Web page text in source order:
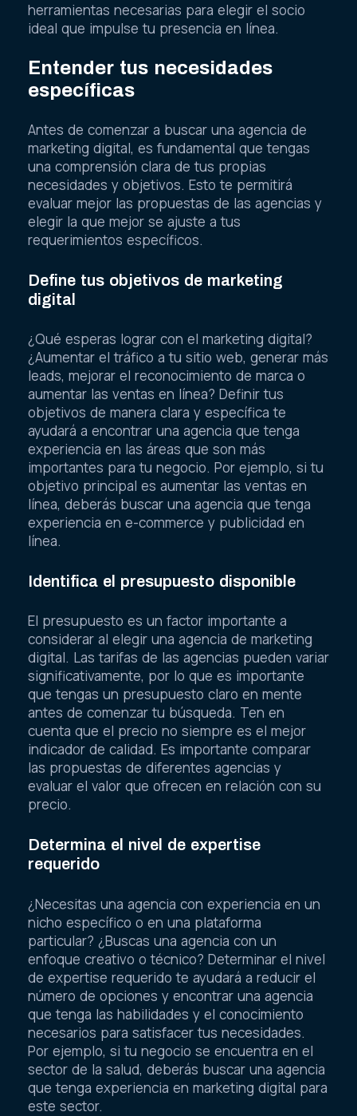
herramientas necesarias para elegir el socio
ideal que impulse tu presencia en línea.
Entender tus necesidades
específicas
Antes de comenzar a buscar una agencia de
marketing digital, es fundamental que tengas
una comprensión clara de tus propias
necesidades y objetivos. Esto te permitirá
evaluar mejor las propuestas de las agencias y
elegir la que mejor se ajuste a tus
requerimientos específicos.
Define tus objetivos de marketing
digital
¿Qué esperas lograr con el marketing digital?
¿Aumentar el tráfico a tu sitio web, generar más
leads, mejorar el reconocimiento de marca o
aumentar las ventas en línea? Definir tus
objetivos de manera clara y específica te
ayudará a encontrar una agencia que tenga
experiencia en las áreas que son más
importantes para tu negocio. Por ejemplo, si tu
objetivo principal es aumentar las ventas en
línea, deberás buscar una agencia que tenga
experiencia en e-commerce y publicidad en
línea.
Identifica el presupuesto disponible
El presupuesto es un factor importante a
considerar al elegir una agencia de marketing
digital. Las tarifas de las agencias pueden variar
significativamente, por lo que es importante
que tengas un presupuesto claro en mente
antes de comenzar tu búsqueda. Ten en
cuenta que el precio no siempre es el mejor
indicador de calidad. Es importante comparar
las propuestas de diferentes agencias y
evaluar el valor que ofrecen en relación con su
precio.
Determina el nivel de expertise
requerido
¿Necesitas una agencia con experiencia en un
nicho específico o en una plataforma
particular? ¿Buscas una agencia con un
enfoque creativo o técnico? Determinar el nivel
de expertise requerido te ayudará a reducir el
número de opciones y encontrar una agencia
que tenga las habilidades y el conocimiento
necesarios para satisfacer tus necesidades.
Por ejemplo, si tu negocio se encuentra en el
sector de la salud, deberás buscar una agencia
que tenga experiencia en marketing digital para
este sector.